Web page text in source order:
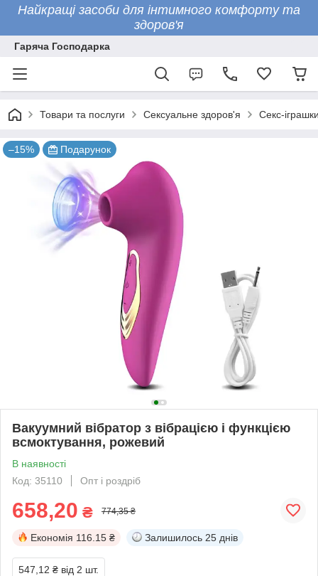
Найкращі засоби для інтимного комфорту та
здоров'я
Гаряча Господарка
Товари та послуги Сексуальне здоров'я Секс-
–15% Подарунок
Вакуумний вібратор з вібрацією і функцією
всмоктування, рожевий
В наявності
Код: 35110
Опт і роздріб
658,20 ₴ 774,35 ₴
Економія 116.15 ₴ Залишилось 25 днів
547,12 ₴ від 2 шт.